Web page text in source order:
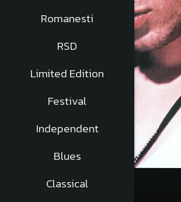
Romanesti
RSD
Limited Edition
Festival
Independent
Blues
Classical